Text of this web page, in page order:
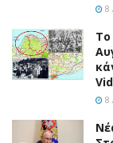
8
Το
8